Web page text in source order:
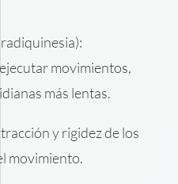
movimientos,
más lentas.
y rigidez de los
movimiento.